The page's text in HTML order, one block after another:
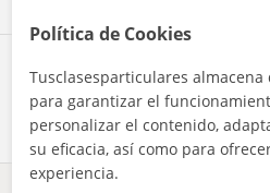
Comparte a este
Política de Cookies
Tusclasesparticulares almacena
para garantizar el
personalizar el contenido,
su eficacia, así como para
experiencia.